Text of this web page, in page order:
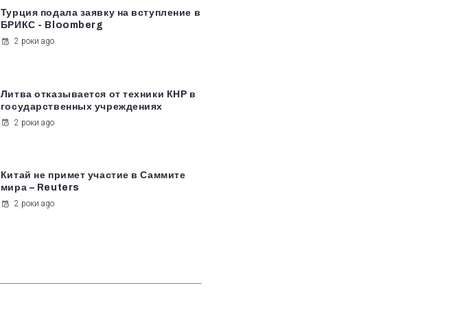
Турция подала заявку на вступление в
БРИКС - Bloomberg
2 роки ago
Литва отказывается от техники КНР в
государственных учреждениях
2 роки ago
Китай не примет участие в Саммите
мира – Reuters
2 роки ago